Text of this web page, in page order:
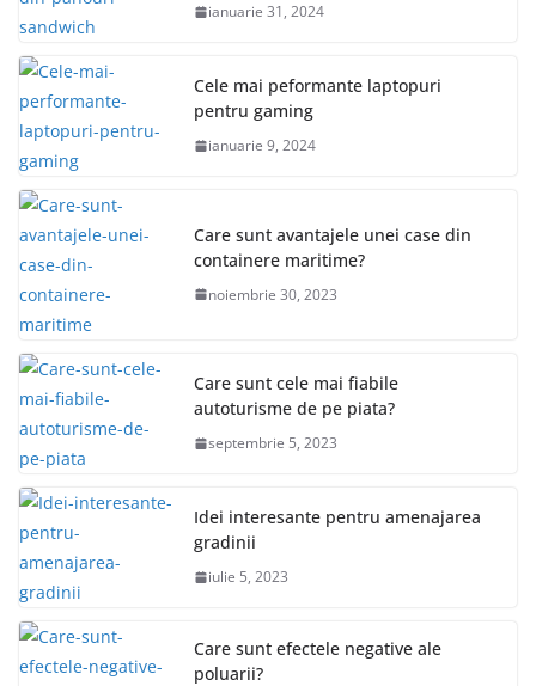
ianuarie 31, 2024
Cele mai peformante laptopuri
pentru gaming
ianuarie 9, 2024
Care sunt avantajele unei case din
containere maritime?
noiembrie 30, 2023
Care sunt cele mai fiabile
autoturisme de pe piata?
septembrie 5, 2023
Idei interesante pentru amenajarea
gradinii
iulie 5, 2023
Care sunt efectele negative ale
poluarii?